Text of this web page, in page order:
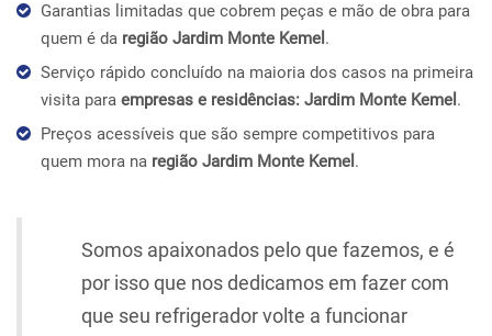
Garantias limitadas que cobrem peças e mão de obra para
quem é da região Jardim Monte Kemel .
Serviço rápido concluído na maioria dos casos na primeira
visita para empresas e residências: Jardim Monte Kemel .
Preços acessíveis que são sempre competitivos para
quem mora na região Jardim Monte Kemel .
Somos apaixonados pelo que fazemos, e é
por isso que nos dedicamos em fazer com
que seu refrigerador volte a funcionar